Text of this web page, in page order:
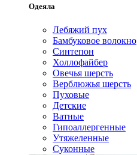
Одеяла
Лебяжий пух
Бамбуковое волокно
Синтепон
Холлофайбер
Овечья шерсть
Верблюжья шерсть
Пуховые
Детские
Ватные
Гипоаллергенные
Утяжеленные
Суконные